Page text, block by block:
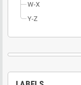
W-X
Y-Z